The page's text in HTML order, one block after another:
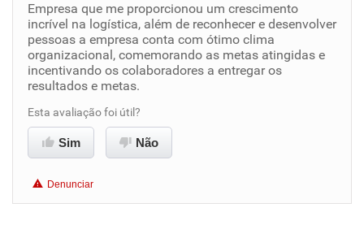
Oportunidade de promoção
Ambiente de trabalho
Conciliação com a vida familiar
Benefícios
Empresa que me proporcionou um crescimento
incrível na logística, além de reconhecer e desenvolver
pessoas a empresa conta com ótimo clima
organizacional, comemorando as metas atingidas e
incentivando os colaboradores a entregar os
resultados e metas.
Esta avaliação foi útil?
Sim Não
Denunciar